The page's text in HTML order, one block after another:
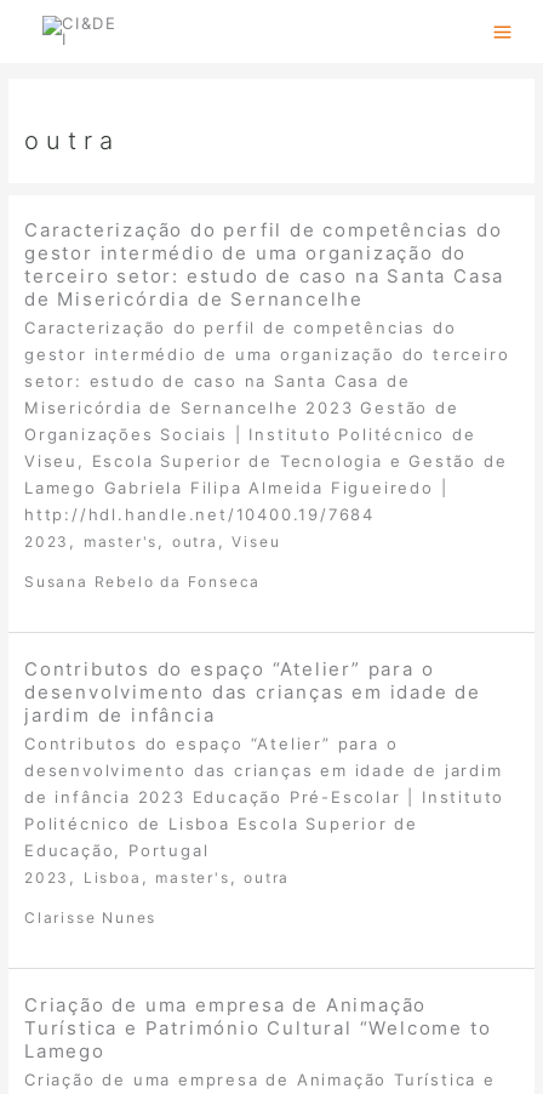
outra
Caracterização do perfil de competências do
gestor intermédio de uma organização do
terceiro setor: estudo de caso na Santa Casa
de Misericórdia de Sernancelhe
Caracterização do perfil de competências do
gestor intermédio de uma organização do terceiro
setor: estudo de caso na Santa Casa de
Misericórdia de Sernancelhe 2023 Gestão de
Organizações Sociais | Instituto Politécnico de
Viseu, Escola Superior de Tecnologia e Gestão de
Lamego Gabriela Filipa Almeida Figueiredo |
http://hdl.handle.net/10400.19/7684
2023 master's outra ,Viseu
Susana Rebelo da Fonseca
Contributos do espaço “Atelier” para o
desenvolvimento das crianças em idade de
jardim de infância
Contributos do espaço “Atelier” para o
desenvolvimento das crianças em idade de jardim
de infância 2023 Educação Pré-Escolar | Instituto
Politécnico de Lisboa Escola Superior de
Educação, Portugal
2023 Lisboa master's ,outra
Clarisse Nunes
Criação de uma empresa de Animação
Turística e Património Cultural “Welcome to
Lamego
Criação de uma empresa de Animação Turística e